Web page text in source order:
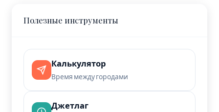
Полезные инструменты
Калькулятор
Время между городами
Джетлаг